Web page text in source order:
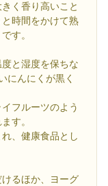
く香り高いこと
時間をかけて熟
す。
と湿度を保ちな
にんにくが黒く
フルーツのよう
す。
、健康食品とし
るほか、ヨーグ